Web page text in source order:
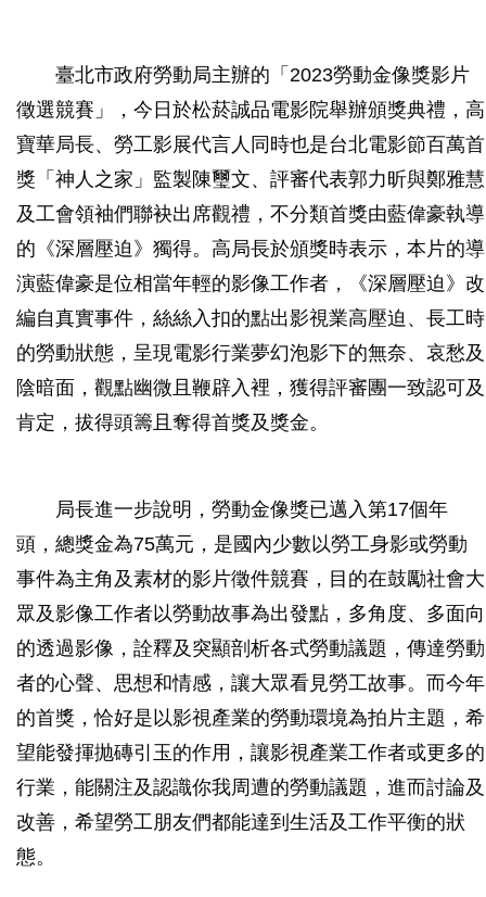
臺北市政府勞動局主辦的「2023勞動金像獎影片
徵選競賽」，今日於松菸誠品電影院舉辦頒獎典禮，高
寶華局長、勞工影展代言人同時也是台北電影節百萬首
獎「神人之家」監製陳璽文、評審代表郭力昕與鄭雅慧
及工會領袖們聯袂出席觀禮，不分類首獎由藍偉豪執導
的《深層壓迫》獨得。高局長於頒獎時表示，本片的導
演藍偉豪是位相當年輕的影像工作者，《深層壓迫》改
編自真實事件，絲絲入扣的點出影視業高壓迫、長工時
的勞動狀態，呈現電影行業夢幻泡影下的無奈、哀愁及
陰暗面，觀點幽微且鞭辟入裡，獲得評審團一致認可及
肯定，拔得頭籌且奪得首獎及獎金。
局長進一步說明，勞動金像獎已邁入第17個年
頭，總獎金為75萬元，是國內少數以勞工身影或勞動
事件為主角及素材的影片徵件競賽，目的在鼓勵社會大
眾及影像工作者以勞動故事為出發點，多角度、多面向
的透過影像，詮釋及突顯剖析各式勞動議題，傳達勞動
者的心聲、思想和情感，讓大眾看見勞工故事。而今年
的首獎，恰好是以影視產業的勞動環境為拍片主題，希
望能發揮抛磚引玉的作用，讓影視產業工作者或更多的
行業，能關注及認識你我周遭的勞動議題，進而討論及
改善，希望勞工朋友們都能達到生活及工作平衡的狀
態。